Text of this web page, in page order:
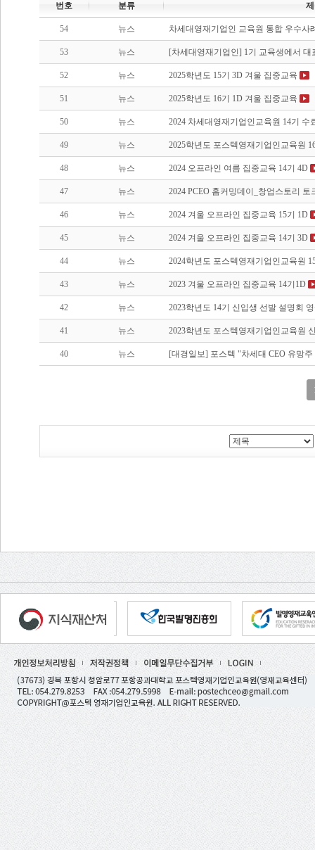
번호 분류
54 뉴스 차세대영재기업인 교육원 통합 우수사
53 뉴스 [차세대영재기업인] 1기 교육생에서
52 뉴스 2025학년도 15기 3D 겨울 집중교육
51 뉴스 2025학년도 16기 1D 겨울 집중교육
50 뉴스 2024 차세대영재기업인교육원 14기
49 뉴스 2025학년도 포스텍영재기업인교육원
48 뉴스 2024 오프라인 여름 집중교육 14기 4D
47 뉴스 2024 PCEO 홈커밍데이_창업스토리 토
46 뉴스 2024 겨울 오프라인 집중교육 15기 1D
45 뉴스 2024 겨울 오프라인 집중교육 14기 3D
44 뉴스 2024학년도 포스텍영재기업인교육원
43 뉴스 2023 겨울 오프라인 집중교육 14기1D
42 뉴스 2023학년도 14기 신입생 선발 설명회
41 뉴스 2023학년도 포스텍영재기업인교육원
40 뉴스 [대경일보] 포스텍 "차세대 CEO 유망